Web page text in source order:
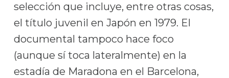
selección que incluye, entre otras cosas,
el título juvenil en Japón en 1979. El
documental tampoco hace foco
(aunque sí toca lateralmente) en la
estadía de Maradona en el Barcelona,